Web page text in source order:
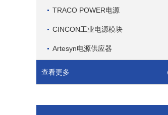
TRACO POWER电源
CINCON工业电源模块
Artesyn电源供应器
查看更多